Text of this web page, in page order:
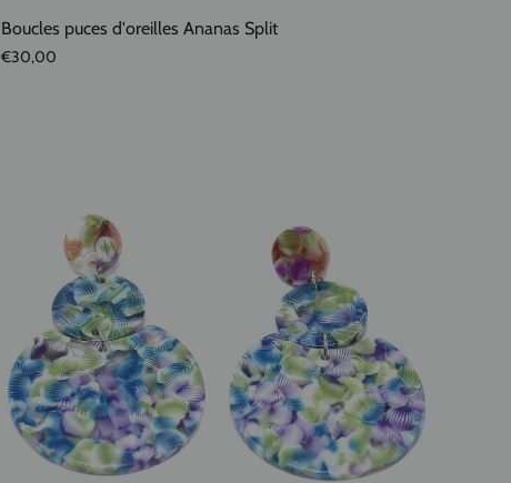
Boucles puces d'oreilles Ananas Split
€30,00